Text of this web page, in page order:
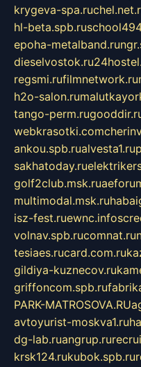
krygeva-spa.ru
hl-beta.spb.ru
epoha-metalband.ru
dieselvostok.ru
regsmi.rufilmnetwork.ru
h2o-salon.ru
tango-perm.ru
webkrasotki.com
ankou.spb.rualvesta1.ru
sakhatoday.ru
golf2club.msk.ru
multimodal.msk.ru
isz-fest.ruewnc.info
volnav.spb.rucomnat.ru
tesiaes.rucard.com.ru
gildiya-kuznecov.ru
griffoncom.spb.ru
PARK-MATROSOVA.RU
avtoyurist-moskva1.ru
dg-lab.ruangrup.ru
krsk124.rukubok.spb.ru